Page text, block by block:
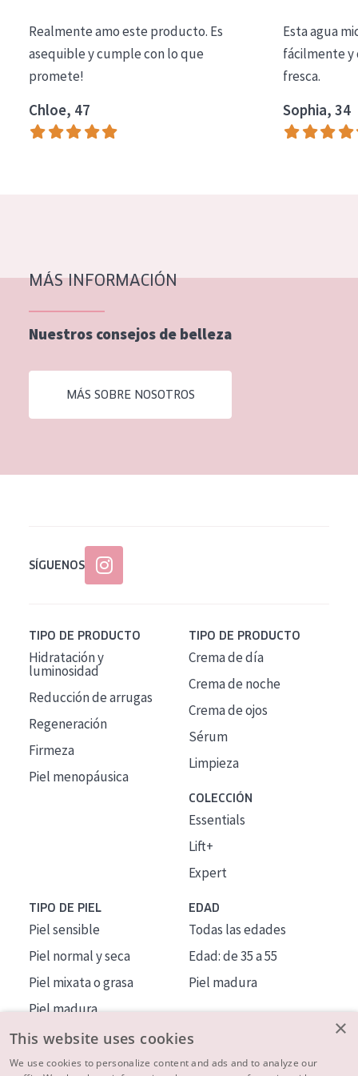
Essentials
Lift+
Expert
Piel madura
Piel menopáusica
EDAD
Realmente amo este producto. Es
asequible y cumple con lo que
promete!
Chloe, 47
Esta agua
fácilmente y
fresca.
Sophia, 34
MÁS INFORMACIÓN
Nuestros consejos de belleza
MÁS SOBRE NOSOTROS
SÍGUENOS
TIPO DE PRODUCTO
Hidratación y
luminosidad
Reducción de arrugas
Regeneración
Firmeza
Piel menopáusica
TIPO DE PRODUCTO
Crema de día
Crema de noche
Crema de ojos
Sérum
Limpieza
COLECCIÓN
Essentials
Lift+
Expert
TIPO DE PIEL
Piel sensible
Piel normal y seca
Piel mixata o grasa
Piel madura
Piel expuesta al sol
Piel menopáusica
EDAD
Todas las edades
Edad: de 35 a 55
Piel madura
×
This website uses cookies
We use cookies to personalize content and ads and to analyze our